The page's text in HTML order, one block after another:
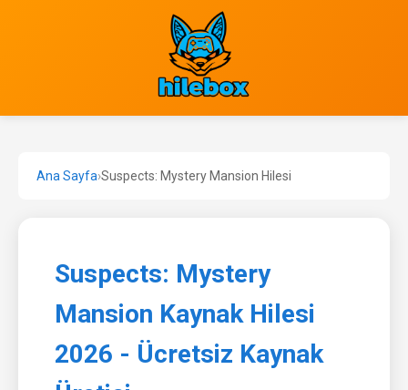
Ana Sayfa›Suspects: Mystery Mansion Hilesi
Suspects: Mystery
Mansion Kaynak Hilesi
2026 - Ücretsiz Kaynak